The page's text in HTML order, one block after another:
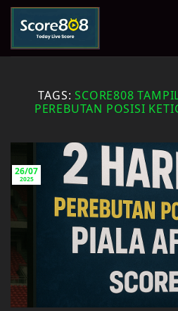
Skip
content
TAGS:SCORE808
PEREBUTAN POSISI
26/07
2025